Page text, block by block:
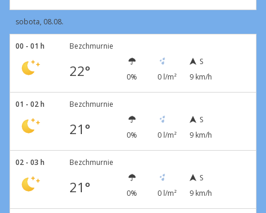
sobota, 08.08.
00 - 01 h Bezchmurnie
22° 0% 0 l/m²
S
9 km/h
01 - 02 h Bezchmurnie
21° 0% 0 l/m²
S
9 km/h
02 - 03 h Bezchmurnie
21° 0% 0 l/m²
S
9 km/h